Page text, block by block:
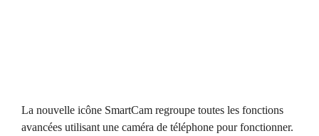
La nouvelle icône SmartCam regroupe toutes les fonctions
avancées utilisant une caméra de téléphone pour fonctionner.